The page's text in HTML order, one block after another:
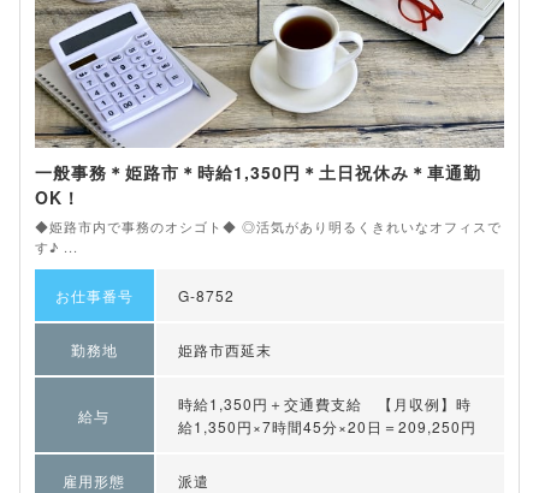
一般事務＊姫路市＊時給1,350円＊土日祝休み＊車通勤
OK！
◆姫路市内で事務のオシゴト◆ ◎活気があり明るくきれいなオフィスで
す♪ ...
お仕事番号 G-8752
勤務地 姫路市西延末
給与
時給1,350円＋交通費支給 【月収例】時
給1,350円×7時間45分×20日＝209,250円
雇用形態 派遣